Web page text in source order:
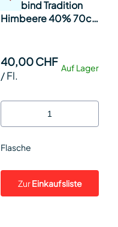
Fassbind Tradition
Himbeere 40% 70cl
Auf Lager
40,00 CHF
/Fl.
Flasche
ZurEinkaufsliste